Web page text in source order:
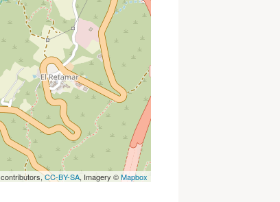
contributors,CC-BY-SA, Imagery ©Mapbox